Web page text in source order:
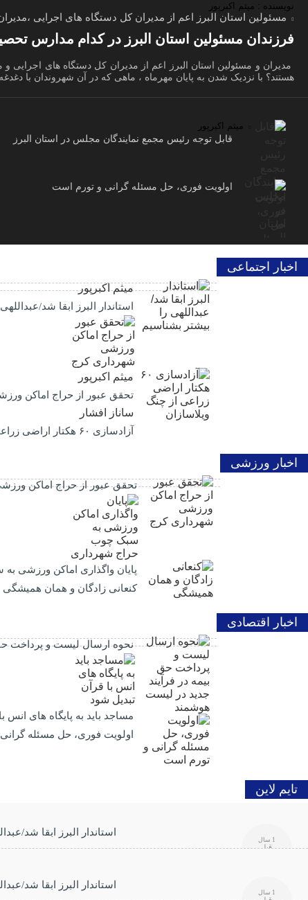
نویسنده : میثم اکبرپور
مسئولین استان البرز اعم از مدیران کل دستگاه های اجرایی
فرزندان مسئولین استان البرز در کدام مدارس
مدیران و مسئولین استان البرز اعم از مدیران کل دستگاه های
هستند؟ با نزدیک شدن به پایان مهرماه ، ماهی که در آن شهروندان با
میثم اکبرپور
قابل توجه رئیس مجمع نمایندگان مجلس در استان البرز
اولویت فوری، حل مسئله گرانی و تورم است
اخبار اجتماعی
میثم اکبرپور
استاندار البرز ابقا شد/
میثم اکبرپور
تحقق عبور از حراج اماکن
ساناز افشار
آزادسازی ۶۰ هکتار اراضی زراعی از چنگ ویلاسازان
اخبار ورزشی
تحقق عبور از حراج اماکن
پایان واگذاری اماکن ورزشی
کنعانی زادگان و همان همیشگی
اخبار اقتصادی
نحوه ارسال لیست و پرداخت
مساجد باید به پایگاه های انس
اولویت فوری، حل مسئله
تایم لاین
استاندار البرز ابقا شد/
1 سال
قبل
استاندار البرز ابقا شد/
1 سال